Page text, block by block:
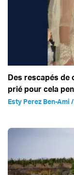
Des rescapés de
prié pour cela
Esty Perez Ben-Ami /